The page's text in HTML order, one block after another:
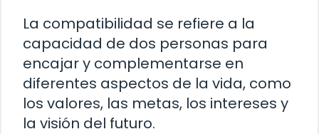
La compatibilidad se refiere a la
capacidad de dos personas para
encajar y complementarse en
diferentes aspectos de la vida, como
los valores, las metas, los intereses y
la visión del futuro.